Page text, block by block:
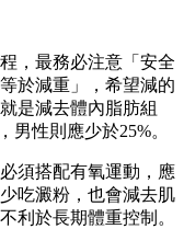
，最務必注意「安全
於減重」，希望減的
是減去體內脂肪組
男性則應少於25%。
須搭配有氧運動，應
吃澱粉，也會減去肌
利於長期體重控制。